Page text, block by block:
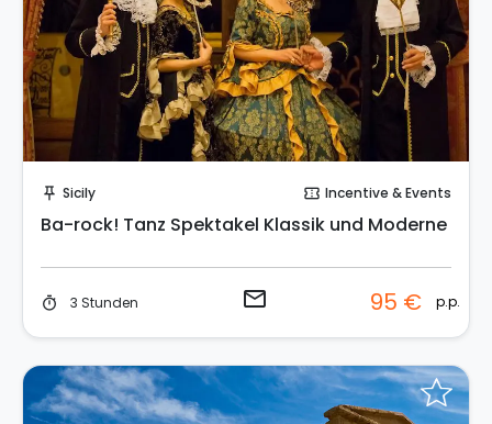
push_pin Sicily confirmation_number Incentive & Events
Ba-rock! Tanz Spektakel Klassik und Moderne
timer 3 Stunden email 95 € p.p.